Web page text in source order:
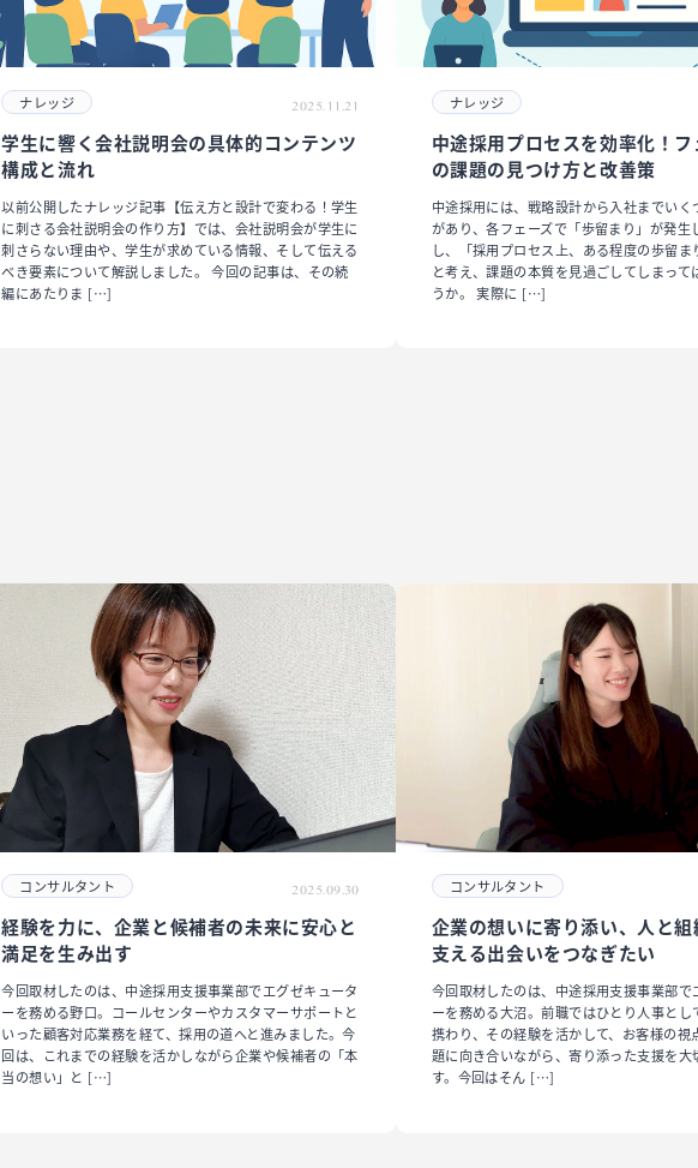
ナレッジ 2025.11.21
学生に響く会社説明会の具体的コンテンツ
構成と流れ
以前公開したナレッジ記事【伝え方と設計で変わる！学生
に刺さる会社説明会の作り方】では、会社説明会が学生に
刺さらない理由や、学生が求めている情報、そして伝える
べき要素について解説しました。 今回の記事は、その続
編にあたりま […]
ナレッジ
中途採用プロセスを効率化！フ
の課題の見つけ方と改善策
中途採用には、戦略設計から入社までいく
があり、各フェーズで「歩留まり」が発生
し、「採用プロセス上、ある程度の歩留ま
と考え、課題の本質を見過ごしてしまって
うか。 実際に […]
コンサルタント 2025.09.30
経験を力に、企業と候補者の未来に安心と
満足を生み出す
今回取材したのは、中途採用支援事業部でエグゼキュータ
ーを務める野口。コールセンターやカスタマーサポートと
いった顧客対応業務を経て、採用の道へと進みました。今
回は、これまでの経験を活かしながら企業や候補者の「本
当の想い」と […]
コンサルタント
企業の想いに寄り添い、人と組
支える出会いをつなぎたい
今回取材したのは、中途採用支援事業部で
ーを務める大沼。前職ではひとり人事とし
携わり、その経験を活かして、お客様の視
題に向き合いながら、寄り添った支援を大
す。今回はそん […]